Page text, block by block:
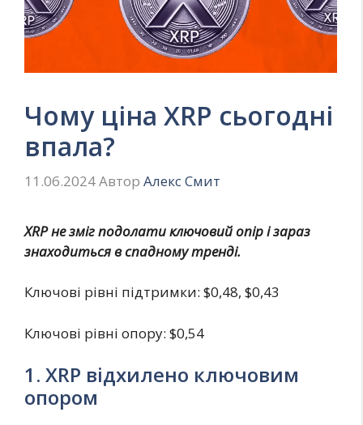
Чому ціна XRP сьогодні
впала?
11.06.2024Автор Алекс Смит
XRP не зміг подолати ключовий опір і зараз
знаходиться в спадному тренді.
Ключові рівні підтримки: $0,48, $0,43
Ключові рівні опору: $0,54
1. XRP відхилено ключовим
опором